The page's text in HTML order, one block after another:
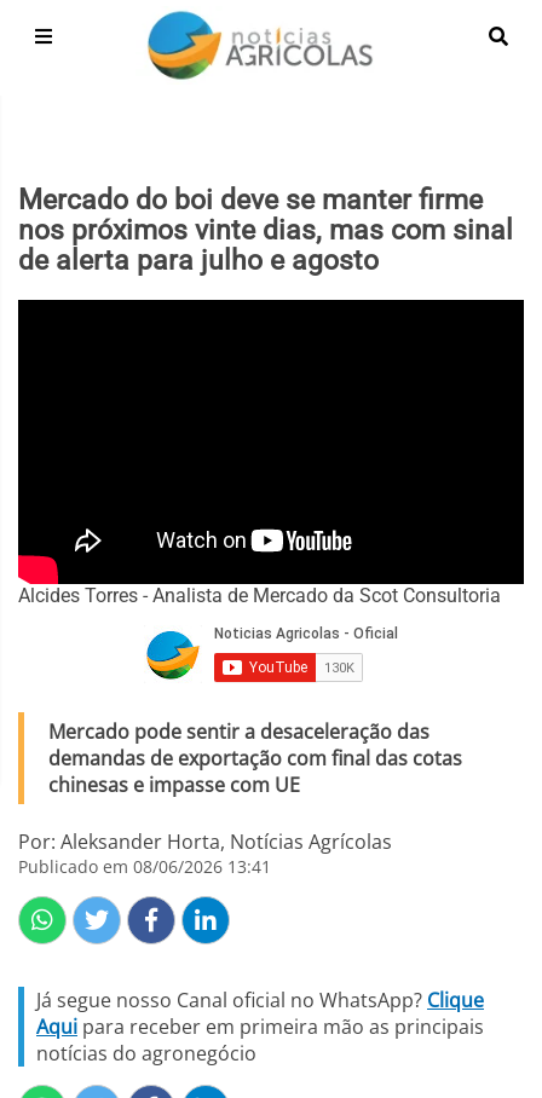
Mercado do boi deve se manter firme
nos próximos vinte dias, mas com sinal
de alerta para julho e agosto
Alcides Torres - Analista de Mercado da Scot Consultoria
Mercado pode sentir a desaceleração das
demandas de exportação com final das cotas
chinesas e impasse com UE
Por: Aleksander Horta, Notícias Agrícolas
Publicado em 08/06/2026 13:41
Já segue nosso Canal oficial no WhatsApp? Clique
Aqui para receber em primeira mão as principais
notícias do agronegócio